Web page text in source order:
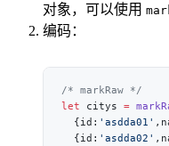
对象，可以使用
编码：
let citys =
  {id:
'asdda01'
  {id:
'asdda02'